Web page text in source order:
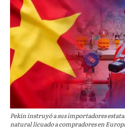
Pekín instruyó a sus importadores
natural licuado a compradores en